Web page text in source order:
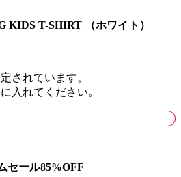
KIDS T-SHIRT （ホワイト）
されています。
入れてください。
セール85%OFF